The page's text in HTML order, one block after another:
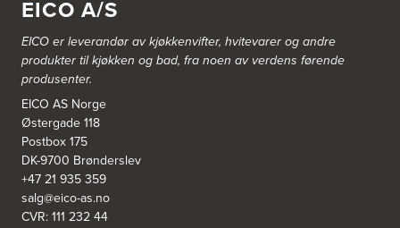
Tel.:99228877
Bergen Kjøkkensenter A/S
Hellevegen 228
5039 Bergen
Tel.:55-395060
Bjerkreim Trelast AS
Nesjane 7, Vikeså
4389 Vikeså
Tel.:51-454050
http://www.drommekjokken.no
EICO A/S
EICO er leverandør av kjøkkenvifter, hvitevarer og andre
produkter til kjøkken og bad, fra noen av verdens førende
produsenter.
EICO AS Norge
Østergade 118
Postbox 175
DK-9700 Brønderslev
+47 21 935 359
salg@eico-as.no
CVR: 111 232 44